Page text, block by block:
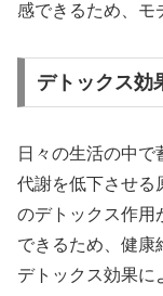
感できるため、モ
デトックス効
日々の生活の中
代謝を低下させる
のデトックス作用
できるため、健康
デトックス効果に